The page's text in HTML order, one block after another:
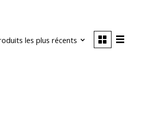
les plus récents